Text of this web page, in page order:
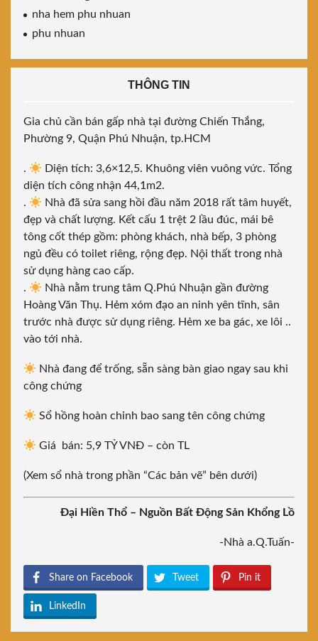
nha hem phu nhuan
phu nhuan
THÔNG TIN
Gia chủ cần bán gấp nhà tại đường Chiến Thắng,
Phường 9, Quận Phú Nhuận, tp.HCM
.
Diện tích: 3,6×12,5. Khuông viên vuông vức. Tổng
diện tích công nhận 44,1m2.
.
Nhà đã sửa sang hồi đầu năm 2018 rất tâm huyết,
đẹp và chất lượng. Kết cấu 1 trệt 2 lầu đúc, mái bê
tông cốt thép gồm: phòng khách, nhà bếp, 3 phòng
ngủ đều có toilet riêng, rộng đẹp. Nội thất trong nhà
sử dụng hàng cao cấp.
.
Nhà nằm trung tâm Q.Phú Nhuận gần đường
Hoàng Văn Thụ. Hẻm xóm đạo an ninh yên tĩnh, sân
trước nhà được sử dụng riêng. Hẻm xe ba gác, xe lôi ..
vào tới nhà.
Nhà đang để trống, sẵn sàng bàn giao ngay sau khi
công chứng
Sổ hồng hoàn chỉnh bao sang tên công chứng
Giá bán: 5,9 TỶ VNĐ – còn TL
(Xem sổ nhà trong phần “Các bản vẽ” bên dưới)
Đại Hiền Thổ – Nguồn Bất Động Sản Khổng Lồ
-Nhà a.Q.Tuấn-
Share on Facebook Tweet Pin it
LinkedIn